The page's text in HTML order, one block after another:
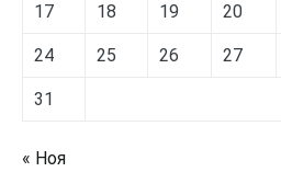
17 18 19 20
24 25 26 27
31
« Ноя